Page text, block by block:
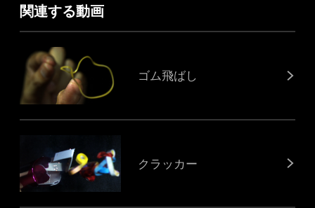
関連する動画
ゴム飛ばし
クラッカー